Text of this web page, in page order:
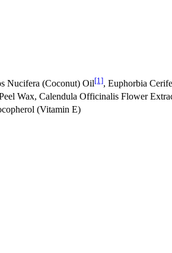
Nucifera (Coconut) Oil[1], Euphorbia
Wax, Calendula Officinalis Flower
(Vitamin E)